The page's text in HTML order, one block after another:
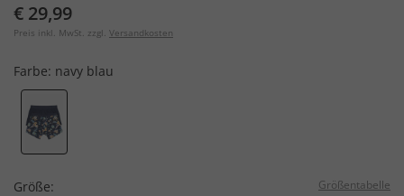
€ 29,99
Preis inkl. MwSt. zzgl. Versandkosten
Farbe: navy blau
Größe: Größentabelle